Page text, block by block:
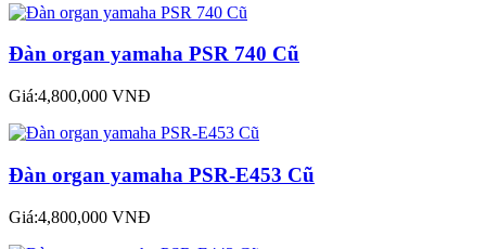
Đàn organ yamaha PSR 740 Cũ
Giá:4,800,000 VNĐ
Đàn organ yamaha PSR-E453 Cũ
Giá:4,800,000 VNĐ